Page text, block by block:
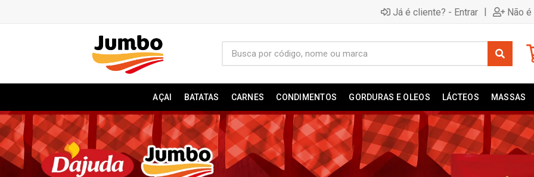
Já é cliente? - Entrar | Não
AÇAI BATATAS CARNES CONDIMENTOS GORDURAS E OLEOS LÁCTEOS MASSAS